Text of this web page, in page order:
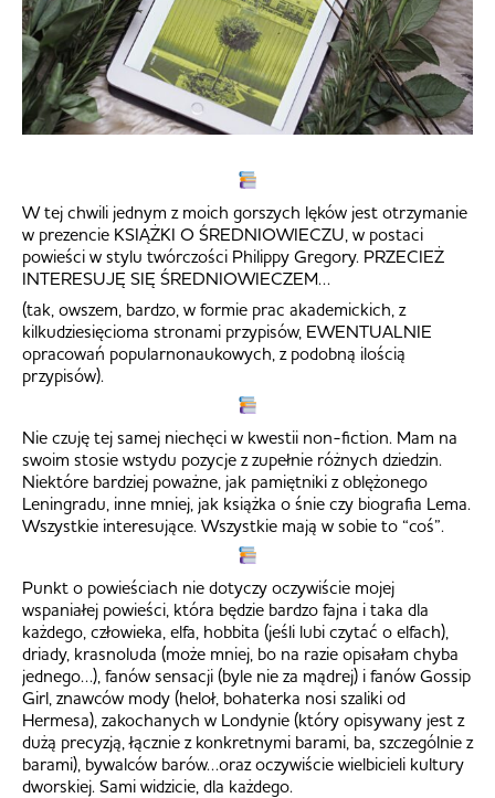
W tej chwili jednym z moich gorszych lęków jest otrzymanie
w prezencie KSIĄŻKI O ŚREDNIOWIECZU, w postaci
powieści w stylu twórczości Philippy Gregory. PRZECIEŻ
INTERESUJĘ SIĘ ŚREDNIOWIECZEM…
(tak, owszem, bardzo, w formie prac akademickich, z
kilkudziesięcioma stronami przypisów, EWENTUALNIE
opracowań popularnonaukowych, z podobną ilością
przypisów).
Nie czuję tej samej niechęci w kwestii non-fiction. Mam na
swoim stosie wstydu pozycje z zupełnie różnych dziedzin.
Niektóre bardziej poważne, jak pamiętniki z oblężonego
Leningradu, inne mniej, jak książka o śnie czy biografia Lema.
Wszystkie interesujące. Wszystkie mają w sobie to “coś”.
Punkt o powieściach nie dotyczy oczywiście mojej
wspaniałej powieści, która będzie bardzo fajna i taka dla
każdego, człowieka, elfa, hobbita (jeśli lubi czytać o elfach),
driady, krasnoluda (może mniej, bo na razie opisałam chyba
jednego…), fanów sensacji (byle nie za mądrej) i fanów Gossip
Girl, znawców mody (heloł, bohaterka nosi szaliki od
Hermesa), zakochanych w Londynie (który opisywany jest z
dużą precyzją, łącznie z konkretnymi barami, ba, szczególnie z
barami), bywalców barów…oraz oczywiście wielbicieli kultury
dworskiej. Sami widzicie, dla każdego.